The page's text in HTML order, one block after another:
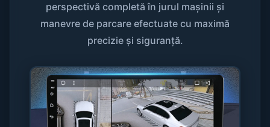
perspectivă completă în jurul mașinii și
manevre de parcare efectuate cu maximă
precizie și siguranță.